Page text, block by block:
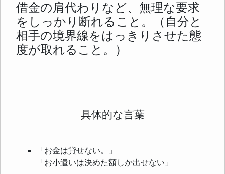
借金の肩代わりなど、無理な要求
をしっかり断れること。（自分と
相手の境界線をはっきりさせた態
度が取れること。）
具体的な言葉
「お金は貸せない。」
「お小遣いは決めた額しか出せない」